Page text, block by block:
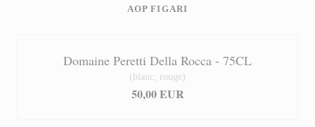
AOP FIGARI
Domaine Peretti Della Rocca - 75CL
(blanc, rouge)
50,00 EUR